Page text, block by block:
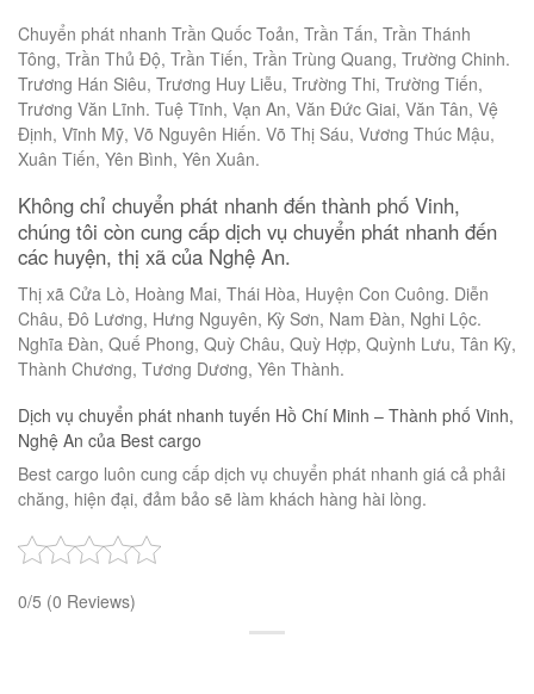
Chuyển phát nhanh Trần Quốc Toản, Trần Tấn, Trần Thánh
Tông, Trần Thủ Độ, Trần Tiến, Trần Trùng Quang, Trường Chinh.
Trương Hán Siêu, Trương Huy Liễu, Trường Thi, Trường Tiến,
Trương Văn Lĩnh. Tuệ Tĩnh, Vạn An, Văn Đức Giai, Văn Tân, Vệ
Định, Vĩnh Mỹ, Võ Nguyên Hiến. Võ Thị Sáu, Vương Thúc Mậu,
Xuân Tiến, Yên Bình, Yên Xuân.
Không chỉ chuyển phát nhanh đến thành phố Vinh,
chúng tôi còn cung cấp dịch vụ chuyển phát nhanh đến
các huyện, thị xã của Nghệ An.
Thị xã Cửa Lò, Hoàng Mai, Thái Hòa, Huyện Con Cuông. Diễn
Châu, Đô Lương, Hưng Nguyên, Kỳ Sơn, Nam Đàn, Nghi Lộc.
Nghĩa Đàn, Quế Phong, Quỳ Châu, Quỳ Hợp, Quỳnh Lưu, Tân Kỳ,
Thành Chương, Tương Dương, Yên Thành.
Dịch vụ chuyển phát nhanh tuyến Hồ Chí Minh – Thành phố Vinh,
Nghệ An của Best cargo
Best cargo luôn cung cấp dịch vụ chuyển phát nhanh giá cả phải
chăng, hiện đại, đảm bảo sẽ làm khách hàng hài lòng.
0/5 (0 Reviews)